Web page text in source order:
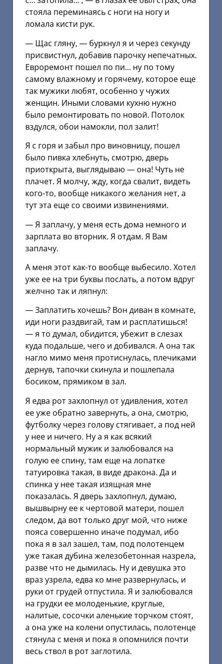
стояла переминаясь с ноги на ногу и
ломала кисти рук.
— Щас гляну, — буркнул я и через секунду
присвистнул, добавив парочку непечатных.
Евроремонт пошел по пи… ну по тому
самому влажному и горячему, которое еще
так мужики любят, особенно у чужих
женщин. Иными словами кухню нужно
было ремонтировать по новой. Потолок
вздулся, обои намокли, пол залит!
Я с горя и забыл про виновницу, пошел
было пивка хлебнуть, смотрю, дверь
приоткрыта, выглядываю — она! Чуть не
плачет. Я молчу, жду, когда свалит, видеть
кого-то, вообще никакого желания нет, а
тут эта еще со своими извинениями.
— Я заплачу, у меня есть дома немного и
зарплата во вторник. Я отдам. Я Вам
заплачу.
А меня этот как-то вообще выбесило. Хотел
уже ее на три буквы послать, а потом вдруг
желчно так и ляпнул:
— Заплатить хочешь? Вон диван в комнате,
иди ноги раздвигай, там и расплатишься!
— я то думал, обидится, убежит в слезах
куда подальше, чего и добивался. А она так
нагло мимо меня протиснулась, плечиками
дернув, тапочки скинула и пошлепала
босиком, прямиком в зал.
Я едва рот захлопнул от удивления, хотел
ее уже обратно завернуть, а она, смотрю,
футболку через голову стягивает, а под ней
у нее и ничего. Ну а я как всякий
нормальный мужик и залюбовался на
голую ее спину, там еще на лопатке
татуировка такая, в виде дракона. Да и
спинка у нее такая изящная мне
показалась. Я дверь захлопнул, думаю,
вышвырну ее к чертовой матери, пошел
следом, да вот только друг мой, что ниже
пояса совершенно иначе подумал, ибо
пока я в зал зашел, там, под полотенцем
уже такая дубина железобетонная назрела,
разве что не дымилась. Ну и девушка это
враз узрела, едва ко мне развернулась, и
руки от грудей отпустила. Я и залюбовался
на грудки ее молоденькие, круглые,
налитые, сосочки аленькие торчком стоят,
а она уже на колени опустилась, полотенце
стянула с меня и пока я опомнился почти
весь ствол в рот заглотила.